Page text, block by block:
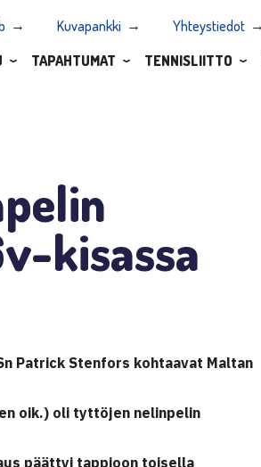
Kuvapankki Yhteystiedot
TAPAHTUMAT TENNISLIITTO
kisassa
Patrick Stenfors kohtaavat Maltan
oik.) oli tyttöjen nelinpelin
päättyi tappioon toisella